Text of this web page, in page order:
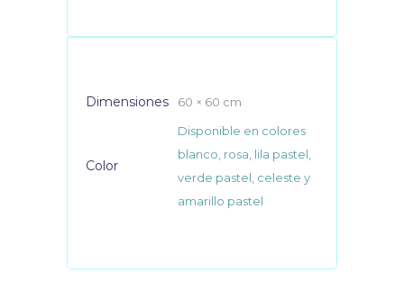
Dimensiones 60 × 60 cm
Color
Disponible en colores
blanco, rosa, lila pastel,
verde pastel, celeste y
amarillo pastel